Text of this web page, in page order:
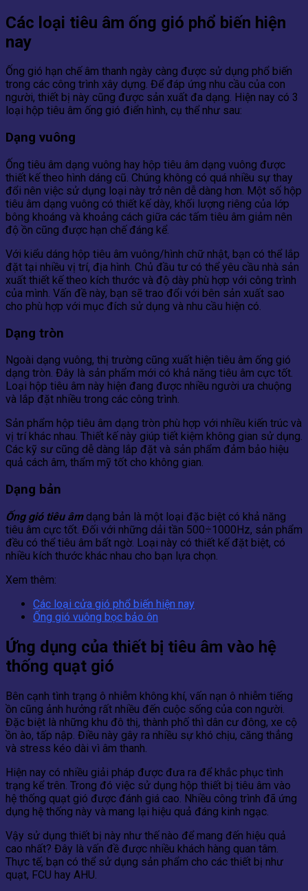
Các loại tiêu âm ống gió phổ biến hiện
nay
Ống gió hạn chế âm thanh ngày càng được sử dụng phổ biến
trong các công trình xây dựng. Để đáp ứng nhu cầu của con
người, thiết bị này cũng được sản xuất đa dạng. Hiện nay có 3
loại hộp tiêu âm ống gió điển hình, cụ thể như sau:
Dạng vuông
Ống tiêu âm dạng vuông hay hộp tiêu âm dạng vuông được
thiết kế theo hình dáng cũ. Chúng không có quá nhiều sự thay
đổi nên việc sử dụng loại này trở nên dễ dàng hơn. Một số hộp
tiêu âm dạng vuông có thiết kế dày, khối lượng riêng của lớp
bông khoáng và khoảng cách giữa các tấm tiêu âm giảm nên
độ ồn cũng được hạn chế đáng kể.
Với kiểu dáng hộp tiêu âm vuông/hình chữ nhật, bạn có thể lắp
đặt tại nhiều vị trí, địa hình. Chủ đầu tư có thể yêu cầu nhà sản
xuất thiết kế theo kích thước và độ dày phù hợp với công trình
của mình. Vấn đề này, bạn sẽ trao đổi với bên sản xuất sao
cho phù hợp với mục đích sử dụng và nhu cầu hiện có.
Dạng tròn
Ngoài dạng vuông, thị trường cũng xuất hiện tiêu âm ống gió
dạng tròn. Đây là sản phẩm mới có khả năng tiêu âm cực tốt.
Loại hộp tiêu âm này hiện đang được nhiều người ưa chuộng
và lắp đặt nhiều trong các công trình.
Sản phẩm hộp tiêu âm dạng tròn phù hợp với nhiều kiến trúc và
vị trí khác nhau. Thiết kế này giúp tiết kiệm không gian sử dụng.
Các kỹ sư cũng dễ dàng lắp đặt và sản phẩm đảm bảo hiệu
quả cách âm, thẩm mỹ tốt cho không gian.
Dạng bản
Ống gió tiêu âmdạng bản là một loại đặc biệt có khả năng
tiêu âm cực tốt. Đối với những dải tần 500÷1000Hz, sản phẩm
đều có thể tiêu âm bất ngờ. Loại này có thiết kế đặt biệt, có
nhiều kích thước khác nhau cho bạn lựa chọn.
Xem thêm:
Các loại cửa gió phổ biến hiện nay
Ống gió vuông bọc bảo ôn
Ứng dụng của thiết bị tiêu âm vào hệ
thống quạt gió
Bên cạnh tình trạng ô nhiễm không khí, vấn nạn ô nhiễm tiếng
ồn cũng ảnh hưởng rất nhiều đến cuộc sống của con người.
Đặc biệt là những khu đô thị, thành phố thì dân cư đông, xe cộ
ồn ào, tấp nập. Điều này gây ra nhiều sự khó chịu, căng thẳng
và stress kéo dài vì âm thanh.
Hiện nay có nhiều giải pháp được đưa ra để khắc phục tình
trạng kể trên. Trong đó việc sử dụng hộp thiết bị tiêu âm vào
hệ thống quạt gió được đánh giá cao. Nhiều công trình đã ứng
dụng hệ thống này và mang lại hiệu quả đáng kinh ngạc.
Vậy sử dụng thiết bị này như thế nào để mang đến hiệu quả
cao nhất? Đây là vấn đề được nhiều khách hàng quan tâm.
Thực tế, bạn có thể sử dụng sản phẩm cho các thiết bị như
quạt, FCU hay AHU.